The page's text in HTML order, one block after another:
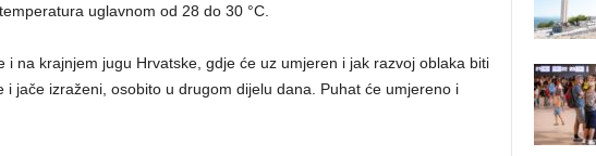
uglavnom od 28 do 30 °C.
i na krajnjem jugu Hrvatske, gdje će uz umjeren i jak razvoj oblaka biti
i jače izraženi, osobito u drugom dijelu dana. Puhat će umjereno i